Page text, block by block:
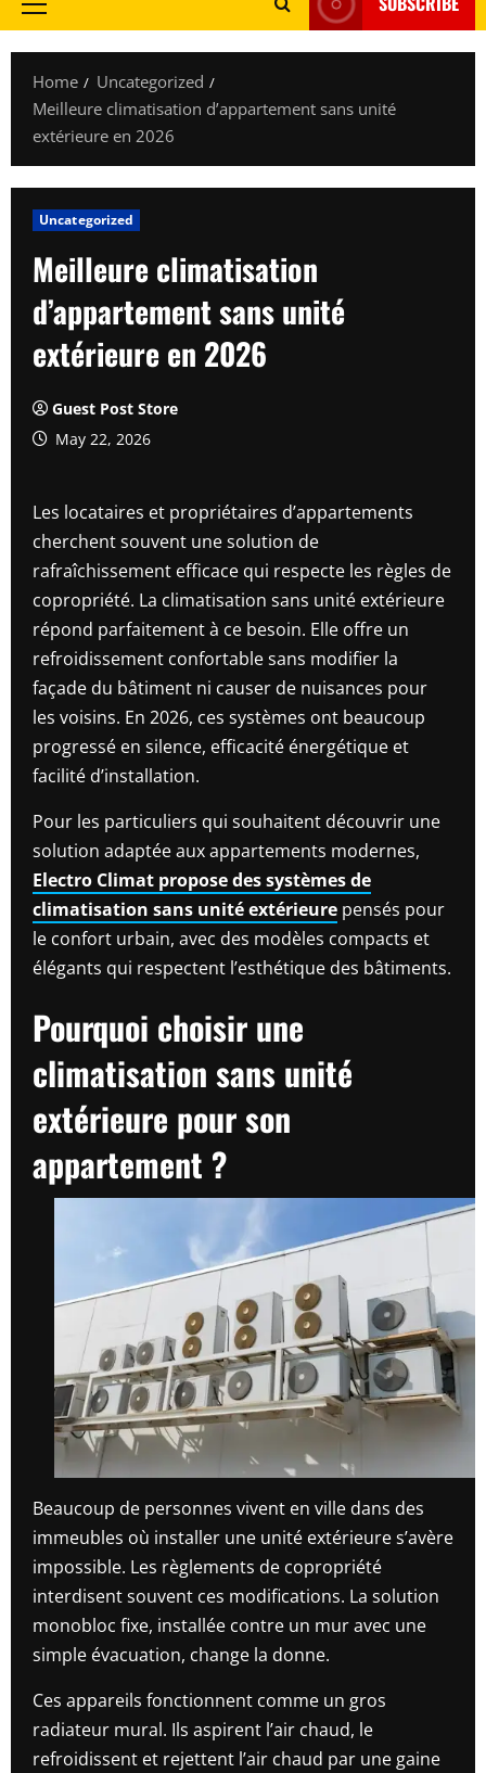
Primary
Home
Uncategorized
Meilleure climatisation d’appartement sans unité
extérieure en 2026
Uncategorized
Meilleure climatisation
d’appartement sans unité
extérieure en 2026
Guest Post Store
May 22, 2026
Les locataires et propriétaires d’appartements
cherchent souvent une solution de
rafraîchissement efficace qui respecte les règles de
copropriété. La climatisation sans unité extérieure
répond parfaitement à ce besoin. Elle offre un
refroidissement confortable sans modifier la
façade du bâtiment ni causer de nuisances pour
les voisins. En 2026, ces systèmes ont beaucoup
progressé en silence, efficacité énergétique et
facilité d’installation.
Pour les particuliers qui souhaitent découvrir une
solution adaptée aux appartements modernes,
Electro Climat propose des systèmes de
climatisation sans unité extérieure pensés pour
le confort urbain, avec des modèles compacts et
élégants qui respectent l’esthétique des bâtiments.
Pourquoi choisir une
climatisation sans unité
extérieure pour son
appartement ?
Beaucoup de personnes vivent en ville dans des
immeubles où installer une unité extérieure s’avère
impossible. Les règlements de copropriété
interdisent souvent ces modifications. La solution
monobloc fixe, installée contre un mur avec une
simple évacuation, change la donne.
Ces appareils fonctionnent comme un gros
radiateur mural. Ils aspirent l’air chaud, le
refroidissent et rejettent l’air chaud par une gaine